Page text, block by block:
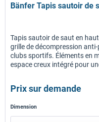
Bänfer Tapis sautoir de
Tapis sautoir de saut en
grille de décompression
clubs sportifs. Éléments en
espace creux intégré pour
Prix sur demande
Dimension